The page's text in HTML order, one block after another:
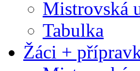
Mistrovská
Tabulka
Žáci +